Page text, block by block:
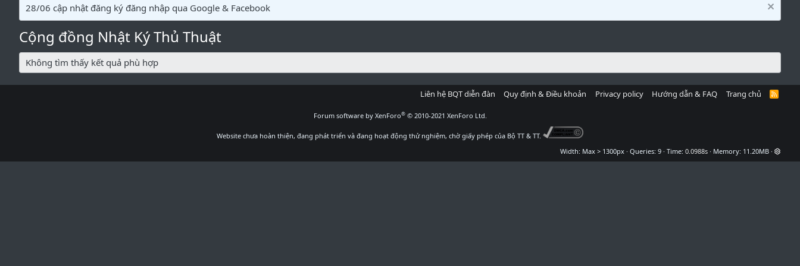
28/06 cập nhật đăng ký đăng nhập qua Google & Facebook
Cộng đồng Nhật Ký Thủ Thuật
Không tìm thấy kết quả phù hợp
Liên hệ BQT diễn đàn Quy định & Điều khoản Privacy policy Hướng dẫn & FAQ Trang chủ
R
S
Forum software by XenForo® © 2010-2021 XenForo Ltd.
Website chưa hoàn thiện, đang phát triển và đang hoạt động thử nghiệm, chờ giấy phép của Bộ TT & TT.
Width
Queries 9 Time 0.0988s Memory 11.20MB